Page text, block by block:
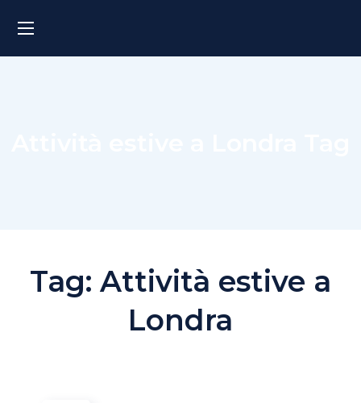
Tag: Attività estive a
Londra